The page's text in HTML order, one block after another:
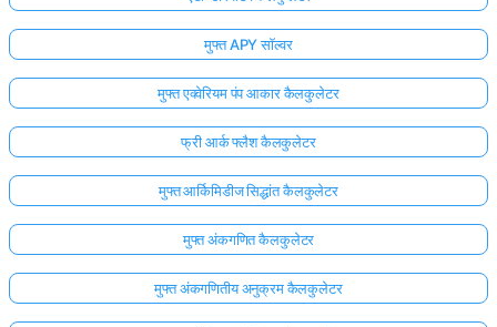
मुफ्त APY सॉल्वर
मुफ्त एक्वेरियम पंप आकार कैलकुलेटर
फ्री आर्क फ्लैश कैलकुलेटर
मुफ्त आर्किमिडीज सिद्धांत कैलकुलेटर
मुफ्त अंकगणित कैलकुलेटर
मुफ्त अंकगणितीय अनुक्रम कैलकुलेटर